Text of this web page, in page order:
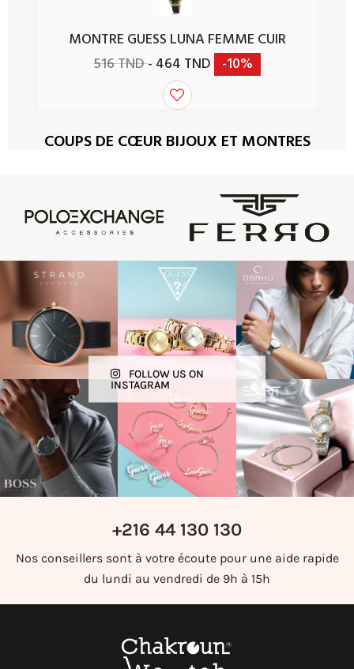
MONTRE GUESS LUNA FEMME CUIR
516 TND- 464 TND -10%
COUPS DE CŒUR BIJOUX ET MONTRES
FOLLOW US ON
INSTAGRAM
+216 44 130 130
Nos conseillers sont à votre écoute pour une aide rapide
du lundi au vendredi de 9h à 15h